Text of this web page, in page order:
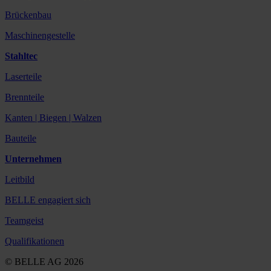
Brückenbau
Maschinengestelle
Stahltec
Laserteile
Brennteile
Kanten | Biegen | Walzen
Bauteile
Unternehmen
Leitbild
BELLE engagiert sich
Teamgeist
Qualifikationen
© BELLE AG 2026